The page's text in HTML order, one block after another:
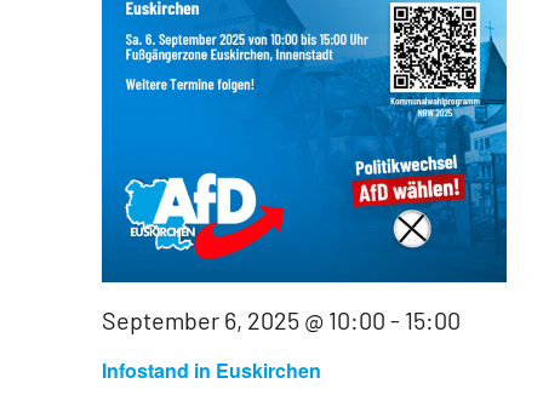
Infostand in Euskirchen
September 6, 2025 @ 10:00 - 15:00